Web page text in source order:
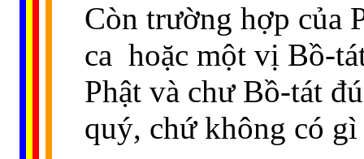
Còn trường hợp của
ca hoặc một vị Bồ-
Phật và chư Bồ-tát
quý, chứ không có gì